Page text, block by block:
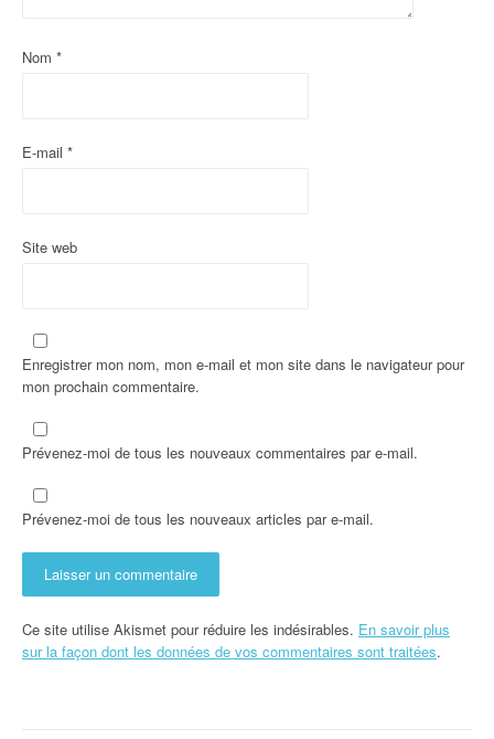
r
i
l
Nom *
E-mail *
Site web
Enregistrer mon nom, mon e-mail et mon site dans le navigateur pour
mon prochain commentaire.
Prévenez-moi de tous les nouveaux commentaires par e-mail.
Prévenez-moi de tous les nouveaux articles par e-mail.
Ce site utilise Akismet pour réduire les indésirables. En savoir plus
sur la façon dont les données de vos commentaires sont traitées.